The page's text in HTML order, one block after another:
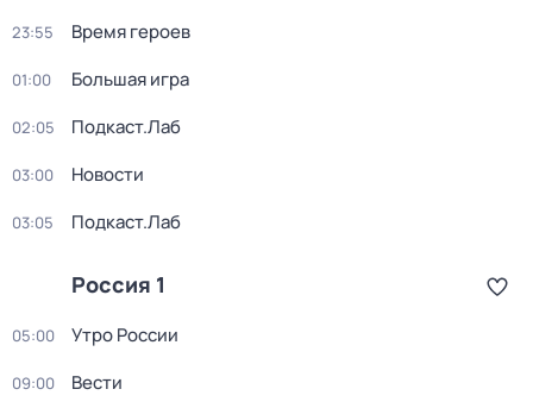
23:55 Время героев
01:00 Большая игра
02:05 Подкаст.Лаб
03:00 Новости
03:05 Подкаст.Лаб
Россия 1
05:00 Утро России
09:00 Вести